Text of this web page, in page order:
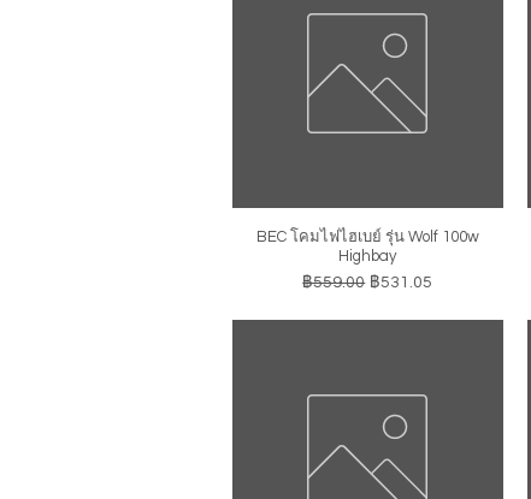
ดูข้อมูลด่วน
BEC โคมไฟไฮเบย์ รุ่น Wolf 100w
Highbay
ราคาปกติ
฿559.00 ราคาขายลด
฿531.05